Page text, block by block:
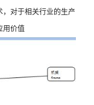
，对于相关行业的生产
用价值